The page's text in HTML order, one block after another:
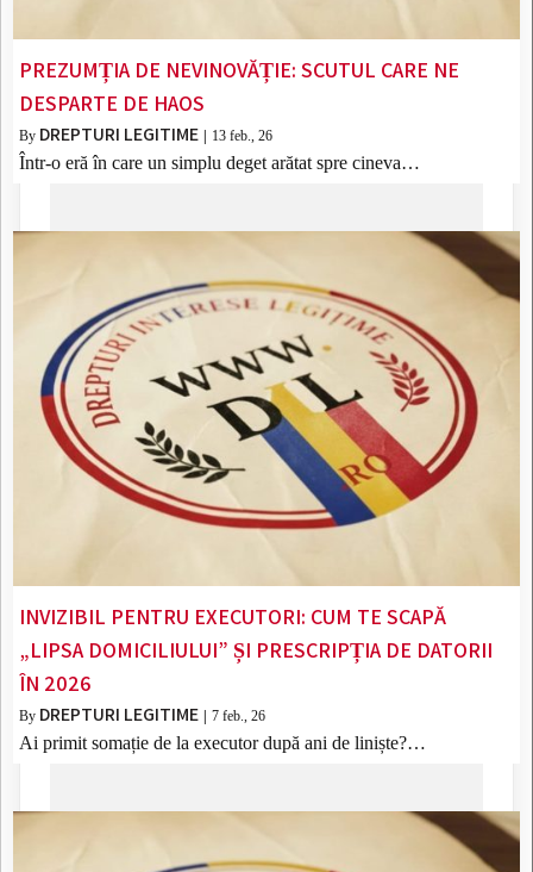
PREZUMȚIA DE NEVINOVĂȚIE: SCUTUL CARE NE
DESPARTE DE HAOS
By DREPTURI LEGITIME | 13 feb., 26
Într-o eră în care un simplu deget arătat spre cineva…
INVIZIBIL PENTRU EXECUTORI: CUM TE SCAPĂ
„LIPSA DOMICILIULUI” ȘI PRESCRIPȚIA DE DATORII
ÎN 2026
By DREPTURI LEGITIME | 7 feb., 26
Ai primit somație de la executor după ani de liniște?…